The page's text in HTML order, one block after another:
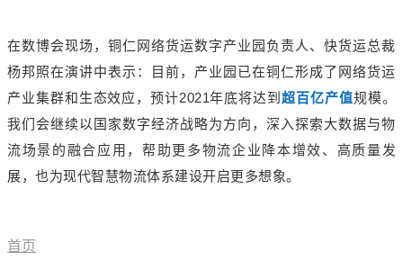
在数博会现场，铜仁网络货运数字产业园负责人、快货运总裁
杨邦照在演讲中表示：目前，产业园已在铜仁形成了网络货运
产业集群和生态效应，预计2021年底将达到超百亿产值规模。
我们会继续以国家数字经济战略为方向，深入探索大数据与物
流场景的融合应用，帮助更多物流企业降本增效、高质量发
展，也为现代智慧物流体系建设开启更多想象。
首页